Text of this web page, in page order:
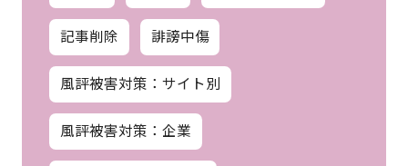
記事削除 誹謗中傷
風評被害対策：サイト別
風評被害対策：企業